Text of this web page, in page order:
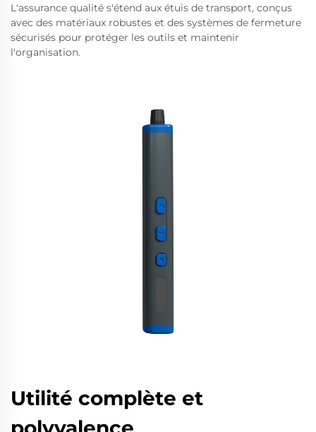
L'assurance qualité s'étend aux étuis de transport, conçus
avec des matériaux robustes et des systèmes de fermeture
sécurisés pour protéger les outils et maintenir
l'organisation.
Utilité complète et